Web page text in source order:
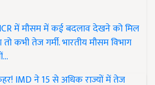
में मौसम में कई बदलाव देखने को मिल
कभी तेज गर्मी. भारतीय मौसम विभाग